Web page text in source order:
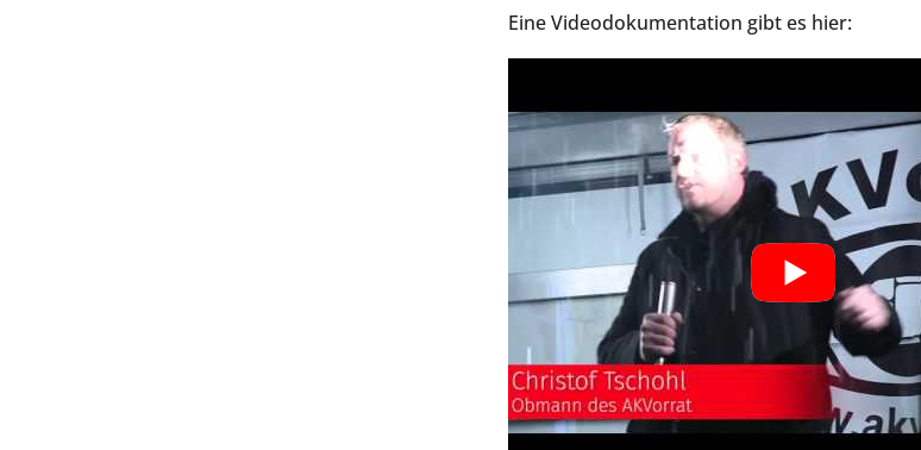
Eine Videodokumentation gibt es hier: